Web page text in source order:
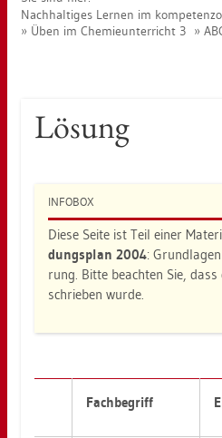
Nach­hal­ti­ges Ler­nen im
Üben im Che­mie­un­ter­richt 3
Lö­sung
IN­FO­BOX
Diese Seite ist Teil einer
dungs­plan 2004:
rung. Bitte be­ach­ten Sie,
schrie­ben wurde.
Fach­be­griff